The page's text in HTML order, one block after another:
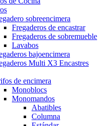
sobreencimera
Fregaderos de encastrar
Fregaderos de sobremueble
Lavabos
bajoencimera
Multi X3 Encastres
de encimera
Monoblocs
Monomandos
Abatibles
Columna